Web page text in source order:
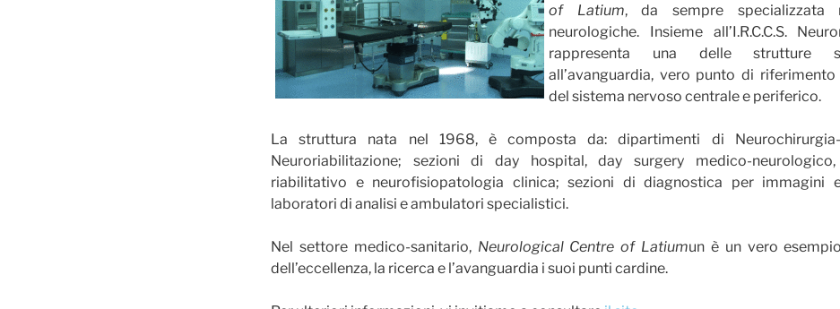
of Latium, da sempre specializzata
neurologiche. Insieme all’I.R.C.C.S.
rappresenta una delle strutture
all’avanguardia, vero punto di
del sistema nervoso centrale e periferico.
La struttura nata nel 1968, è composta da: dipartimenti di
Neuroriabilitazione; sezioni di day hospital, day surgery medico-
riabilitativo e neurofisiopatologia clinica; sezioni di diagnostica per immagini
laboratori di analisi e ambulatori specialistici.
Nel settore medico-sanitario, Neurological Centre of Latiumun è un vero
dell’eccellenza, la ricerca e l’avanguardia i suoi punti cardine.